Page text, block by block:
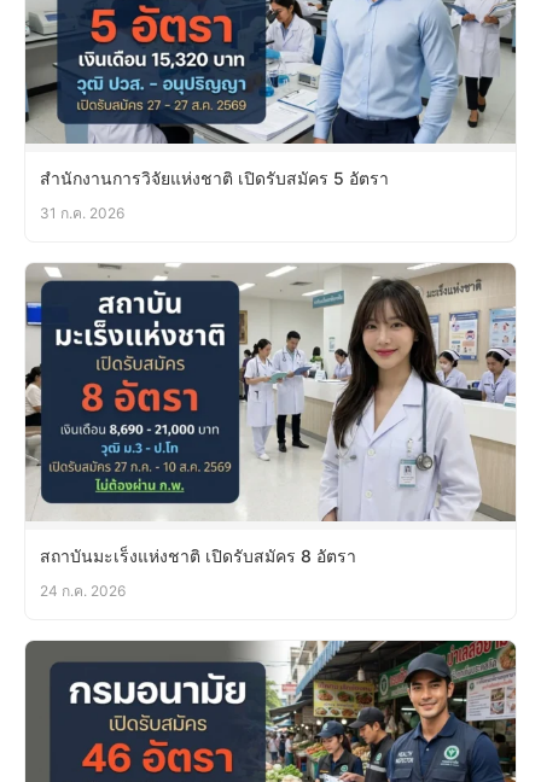
สำนักงานการวิจัยแห่งชาติ เปิดรับสมัคร 5 อัตรา
31 ก.ค. 2026
สถาบันมะเร็งแห่งชาติ เปิดรับสมัคร 8 อัตรา
24 ก.ค. 2026